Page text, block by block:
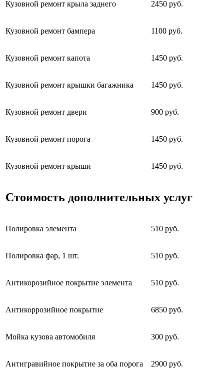
Кузовной ремонт крыла заднего 2450 руб.
Кузовной ремонт бампера 1100 руб.
Кузовной ремонт капота 1450 руб.
Кузовной ремонт крышки багажника 1450 руб.
Кузовной ремонт двери 900 руб.
Кузовной ремонт порога 1450 руб.
Кузовной ремонт крыши 1450 руб.
Стоимость дополнительных услуг
Полировка элемента 510 руб.
Полировка фар, 1 шт. 510 руб.
Антикорозийное покрытие элемента 510 руб.
Антикоррозийное покрытие 6850 руб.
Мойка кузова автомобиля 300 руб.
Антигравийное покрытие за оба порога 2900 руб.